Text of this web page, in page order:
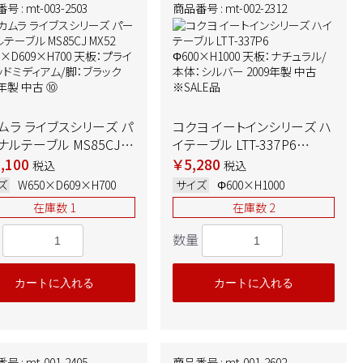
号 : mt-003-2503
ラ ライブスシリーズ パ
ルテーブル MS85CJ
W650×D609×H700
プライズウッドミディア
ブラック 2018年製 中
税込
W650×D609×H700
在庫数 1
カートに入れる
商品番号 : mt-002-2312
コクヨ イートインシリーズ ハ
イテーブル LTT-337P6
Φ600×H1000 天板：ナチュ
ラル/本体：シルバー 2009年
製 中古 ※SALE品
￥5,280 税込
サイズ
Φ600×H1000
在庫数 2
数量
カートに入れる